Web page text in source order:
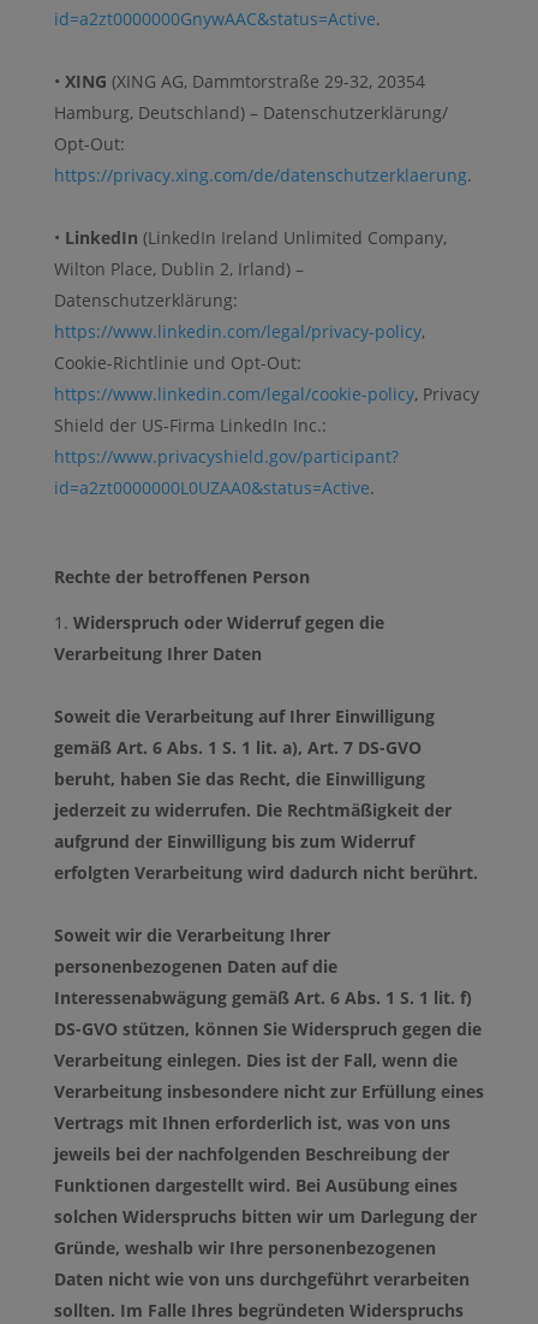
id=a2zt0000000GnywAAC&status=Active.
• XING (XING AG, Dammtorstraße 29-32, 20354
Hamburg, Deutschland) – Datenschutzerklärung/
Opt-Out:
https://privacy.xing.com/de/datenschutzerklaerung.
• LinkedIn (LinkedIn Ireland Unlimited Company,
Wilton Place, Dublin 2, Irland) –
Datenschutzerklärung:
https://www.linkedin.com/legal/privacy-policy,
Cookie-Richtlinie und Opt-Out:
https://www.linkedin.com/legal/cookie-policy, Privacy
Shield der US-Firma LinkedIn Inc.:
https://www.privacyshield.gov/participant?
id=a2zt0000000L0UZAA0&status=Active.
Rechte der betroffenen Person
Widerspruch oder Widerruf gegen die
Verarbeitung Ihrer Daten
Soweit die Verarbeitung auf Ihrer Einwilligung
gemäß Art. 6 Abs. 1 S. 1 lit. a), Art. 7 DS-GVO
beruht, haben Sie das Recht, die Einwilligung
jederzeit zu widerrufen. Die Rechtmäßigkeit der
aufgrund der Einwilligung bis zum Widerruf
erfolgten Verarbeitung wird dadurch nicht berührt.
Soweit wir die Verarbeitung Ihrer
personenbezogenen Daten auf die
Interessenabwägung gemäß Art. 6 Abs. 1 S. 1 lit. f)
DS-GVO stützen, können Sie Widerspruch gegen die
Verarbeitung einlegen. Dies ist der Fall, wenn die
Verarbeitung insbesondere nicht zur Erfüllung eines
Vertrags mit Ihnen erforderlich ist, was von uns
jeweils bei der nachfolgenden Beschreibung der
Funktionen dargestellt wird. Bei Ausübung eines
solchen Widerspruchs bitten wir um Darlegung der
Gründe, weshalb wir Ihre personenbezogenen
Daten nicht wie von uns durchgeführt verarbeiten
sollten. Im Falle Ihres begründeten Widerspruchs